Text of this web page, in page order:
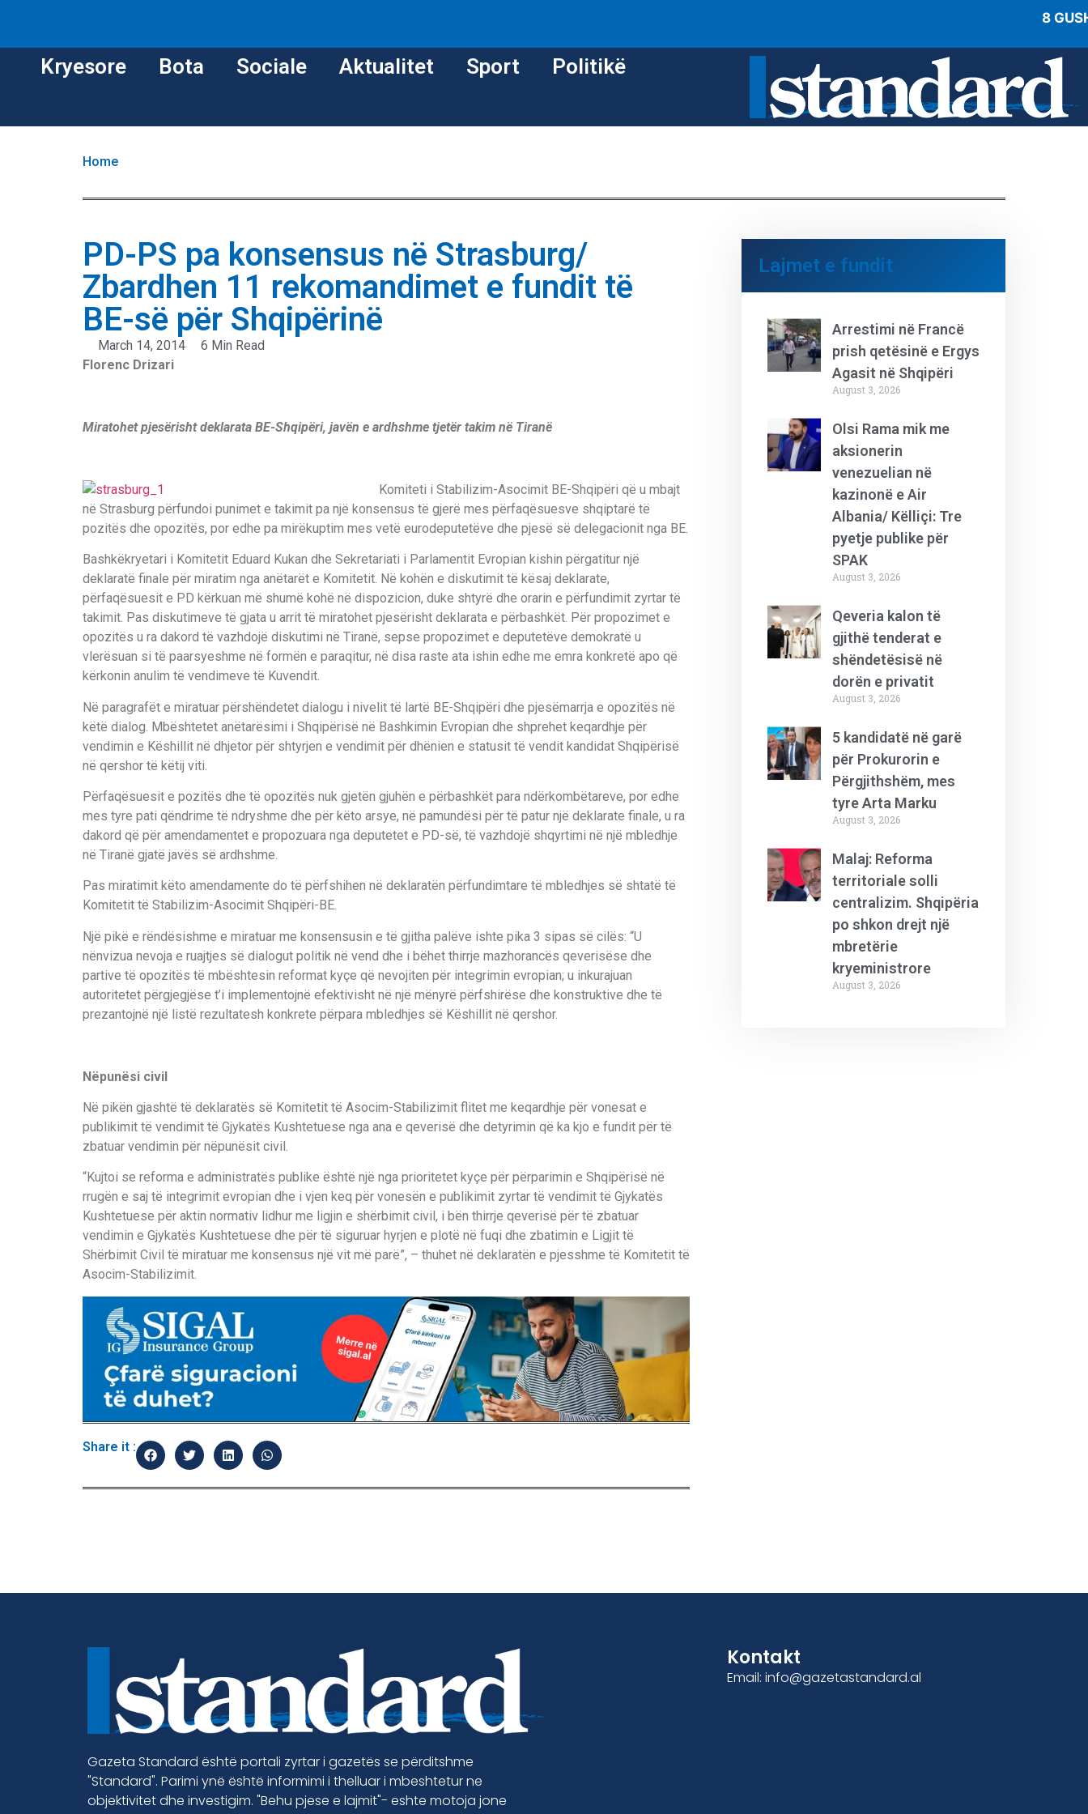
8
Kryesore Bota Sociale Aktualitet Sport Politikë
Home
PD-PS pa konsensus në Strasburg/
Zbardhen 11 rekomandimet e fundit të
BE-së për Shqipërinë
March 14, 2014
6 Min Read
Florenc Drizari
Miratohet pjesërisht deklarata BE-Shqipëri, javën e ardhshme tjetër takim në Tiranë
Komiteti i Stabilizim-Asocimit BE-Shqipëri që u mbajt
në Strasburg përfundoi punimet e takimit pa një konsensus të gjerë mes përfaqësuesve shqiptarë të
pozitës dhe opozitës, por edhe pa mirëkuptim mes vetë eurodeputetëve dhe pjesë së delegacionit nga BE.
Bashkëkryetari i Komitetit Eduard Kukan dhe Sekretariati i Parlamentit Evropian kishin përgatitur një
deklaratë finale për miratim nga anëtarët e Komitetit. Në kohën e diskutimit të kësaj deklarate,
përfaqësuesit e PD kërkuan më shumë kohë në dispozicion, duke shtyrë dhe orarin e përfundimit zyrtar të
takimit. Pas diskutimeve të gjata u arrit të miratohet pjesërisht deklarata e përbashkët. Për propozimet e
opozitës u ra dakord të vazhdojë diskutimi në Tiranë, sepse propozimet e deputetëve demokratë u
vlerësuan si të paarsyeshme në formën e paraqitur, në disa raste ata ishin edhe me emra konkretë apo që
kërkonin anulim të vendimeve të Kuvendit.
Në paragrafët e miratuar përshëndetet dialogu i nivelit të lartë BE-Shqipëri dhe pjesëmarrja e opozitës në
këtë dialog. Mbështetet anëtarësimi i Shqipërisë në Bashkimin Evropian dhe shprehet keqardhje për
vendimin e Këshillit në dhjetor për shtyrjen e vendimit për dhënien e statusit të vendit kandidat Shqipërisë
në qershor të këtij viti.
Përfaqësuesit e pozitës dhe të opozitës nuk gjetën gjuhën e përbashkët para ndërkombëtareve, por edhe
mes tyre pati qëndrime të ndryshme dhe për këto arsye, në pamundësi për të patur një deklarate finale, u ra
dakord që për amendamentet e propozuara nga deputetet e PD-së, të vazhdojë shqyrtimi në një mbledhje
në Tiranë gjatë javës së ardhshme.
Pas miratimit këto amendamente do të përfshihen në deklaratën përfundimtare të mbledhjes së shtatë të
Komitetit të Stabilizim-Asocimit Shqipëri-BE.
Një pikë e rëndësishme e miratuar me konsensusin e të gjitha palëve ishte pika 3 sipas së cilës: “U
nënvizua nevoja e ruajtjes së dialogut politik në vend dhe i bëhet thirrje mazhorancës qeverisëse dhe
partive të opozitës të mbështesin reformat kyçe që nevojiten për integrimin evropian; u inkurajuan
autoritetet përgjegjëse t’i implementojnë efektivisht në një mënyrë përfshirëse dhe konstruktive dhe të
prezantojnë një listë rezultatesh konkrete përpara mbledhjes së Këshillit në qershor.
Nëpunësi civil
Në pikën gjashtë të deklaratës së Komitetit të Asocim-Stabilizimit flitet me keqardhje për vonesat e
publikimit të vendimit të Gjykatës Kushtetuese nga ana e qeverisë dhe detyrimin që ka kjo e fundit për të
zbatuar vendimin për nëpunësit civil.
“Kujtoi se reforma e administratës publike është një nga prioritetet kyçe për përparimin e Shqipërisë në
rrugën e saj të integrimit evropian dhe i vjen keq për vonesën e publikimit zyrtar të vendimit të Gjykatës
Kushtetuese për aktin normativ lidhur me ligjin e shërbimit civil, i bën thirrje qeverisë për të zbatuar
vendimin e Gjykatës Kushtetuese dhe për të siguruar hyrjen e plotë në fuqi dhe zbatimin e Ligjit të
Shërbimit Civil të miratuar me konsensus një vit më parë”, – thuhet në deklaratën e pjesshme të Komitetit të
Asocim-Stabilizimit.
Share it :
Lajmet e fundit
Arrestimi në Francë
prish qetësinë e Ergys
Agasit në Shqipëri
August 3, 2026
Olsi Rama mik me
aksionerin
venezuelian në
kazinonë e Air
Albania/ Këlliçi: Tre
pyetje publike për
SPAK
August 3, 2026
Qeveria kalon të
gjithë tenderat e
shëndetësisë në
dorën e privatit
August 3, 2026
5 kandidatë në garë
për Prokurorin e
Përgjithshëm, mes
tyre Arta Marku
August 3, 2026
Malaj: Reforma
territoriale solli
centralizim. Shqipëria
po shkon drejt një
mbretërie
kryeministrore
August 3, 2026
Gazeta Standard është portali zyrtar i gazetës se përditshme
"Standard". Parimi ynë është informimi i thelluar i mbeshtetur ne
objektivitet dhe investigim. "Behu pjese e lajmit"- eshte motoja jone
Kontakt
Email: info@gazetastandard.al